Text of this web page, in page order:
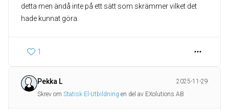
detta men ändå inte på ett sätt som skrämmer vilket det
hade kunnat göra.
1
Pekka L
2025-11-29
Skrev om Statisk El-Utbildning en del av EXolutions AB